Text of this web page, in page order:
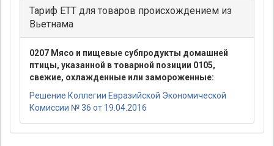
Тариф ЕТТ для товаров происхождением из
Вьетнама
0207 Мясо и пищевые субпродукты домашней
птицы, указанной в товарной позиции 0105,
свежие, охлажденные или замороженные:
Решение Коллегии Евразийской Экономической
Комиссии № 36 от 19.04.2016